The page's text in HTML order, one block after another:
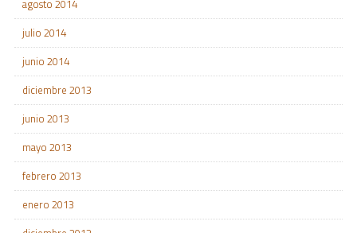
agosto 2014
julio 2014
junio 2014
diciembre 2013
junio 2013
mayo 2013
febrero 2013
enero 2013